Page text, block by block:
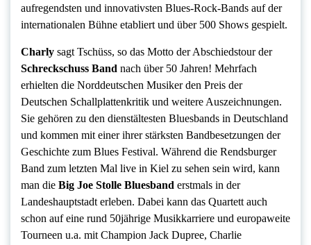
aufregendsten und innovativsten Blues-Rock-Bands auf der
internationalen Bühne etabliert und über 500 Shows gespielt.
Charly sagt Tschüss, so das Motto der Abschiedstour der
Schreckschuss Band nach über 50 Jahren! Mehrfach
erhielten die Norddeutschen Musiker den Preis der
Deutschen Schallplattenkritik und weitere Auszeichnungen.
Sie gehören zu den dienstältesten Bluesbands in Deutschland
und kommen mit einer ihrer stärksten Bandbesetzungen der
Geschichte zum Blues Festival. Während die Rendsburger
Band zum letzten Mal live in Kiel zu sehen sein wird, kann
man die Big Joe Stolle Bluesband erstmals in der
Landeshauptstadt erleben. Dabei kann das Quartett auch
schon auf eine rund 50jährige Musikkarriere und europaweite
Tourneen u.a. mit Champion Jack Dupree, Charlie